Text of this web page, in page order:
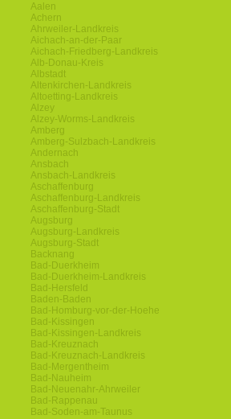
Aalen
Achern
Ahrweiler-Landkreis
Aichach-an-der-Paar
Aichach-Friedberg-Landkreis
Alb-Donau-Kreis
Albstadt
Altenkirchen-Landkreis
Altoetting-Landkreis
Alzey
Alzey-Worms-Landkreis
Amberg
Amberg-Sulzbach-Landkreis
Andernach
Ansbach
Ansbach-Landkreis
Aschaffenburg
Aschaffenburg-Landkreis
Aschaffenburg-Stadt
Augsburg
Augsburg-Landkreis
Augsburg-Stadt
Backnang
Bad-Duerkheim
Bad-Duerkheim-Landkreis
Bad-Hersfeld
Baden-Baden
Bad-Homburg-vor-der-Hoehe
Bad-Kissingen
Bad-Kissingen-Landkreis
Bad-Kreuznach
Bad-Kreuznach-Landkreis
Bad-Mergentheim
Bad-Nauheim
Bad-Neuenahr-Ahrweiler
Bad-Rappenau
Bad-Soden-am-Taunus